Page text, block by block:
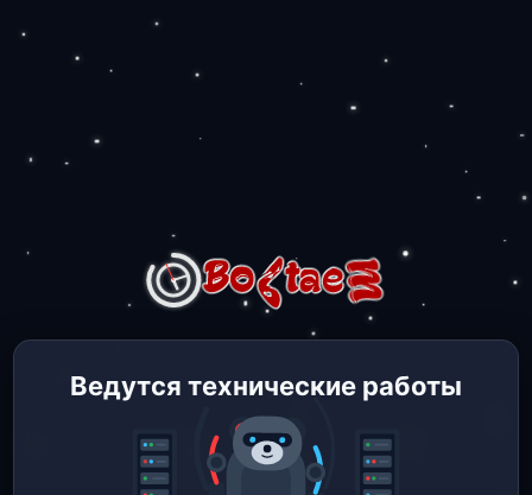
Ведутся технические работы